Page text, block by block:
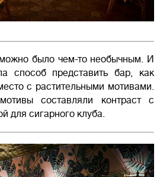
можно было чем-то необычным. И
способ представить бар, как
с растительными мотивами.
составляли контраст с
для сигарного клуба.